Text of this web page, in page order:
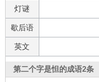
灯谜
歇后语
英文
第二个字是怛的成语2条